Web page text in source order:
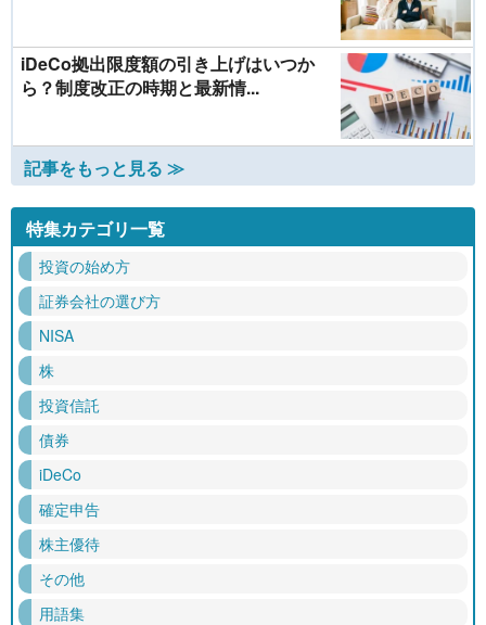
iDeCo拠出限度額の引き上げはいつか
ら？制度改正の時期と最新情...
記事をもっと見る ≫
特集カテゴリ一覧
投資の始め方
証券会社の選び方
NISA
株
投資信託
債券
iDeCo
確定申告
株主優待
その他
用語集